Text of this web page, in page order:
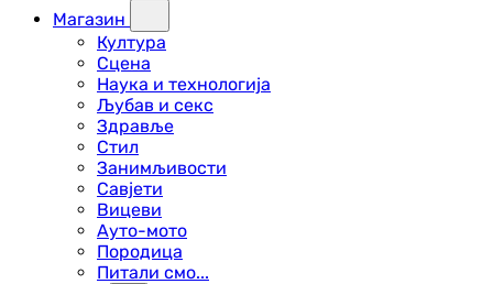
Магазин
Култура
Сцена
Наука и технологија
Љубав и секс
Здравље
Стил
Занимљивости
Савјети
Вицеви
Ауто-мото
Породица
Питали смо...